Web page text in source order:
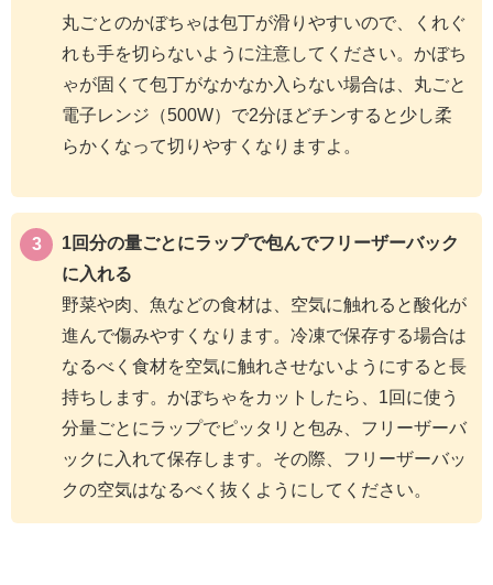
丸ごとのかぼちゃは包丁が滑りやすいので、くれぐ
れも手を切らないように注意してください。かぼち
ゃが固くて包丁がなかなか入らない場合は、丸ごと
電子レンジ（500W）で2分ほどチンすると少し柔
らかくなって切りやすくなりますよ。
1回分の量ごとにラップで包んでフリーザーバック
に入れる
野菜や肉、魚などの食材は、空気に触れると酸化が
進んで傷みやすくなります。冷凍で保存する場合は
なるべく食材を空気に触れさせないようにすると長
持ちします。かぼちゃをカットしたら、1回に使う
分量ごとにラップでピッタリと包み、フリーザーバ
ックに入れて保存します。その際、フリーザーバッ
クの空気はなるべく抜くようにしてください。